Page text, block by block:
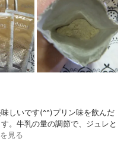
しいです(^^)プリン味を飲んだ
。牛乳の量の調節で、ジュレと
見る